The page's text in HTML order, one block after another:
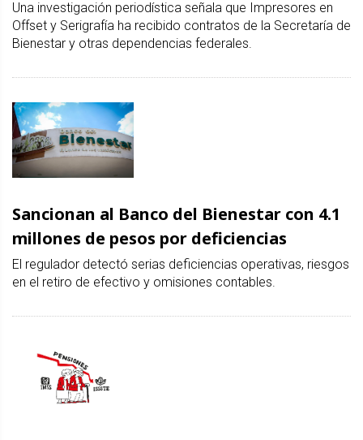
Una investigación periodística señala que Impresores en
Offset y Serigrafía ha recibido contratos de la Secretaría de
Bienestar y otras dependencias federales.
Sancionan al Banco del Bienestar con 4.1
millones de pesos por deficiencias
El regulador detectó serias deficiencias operativas, riesgos
en el retiro de efectivo y omisiones contables.